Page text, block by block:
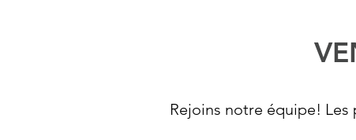
Rejoins notre équipe!